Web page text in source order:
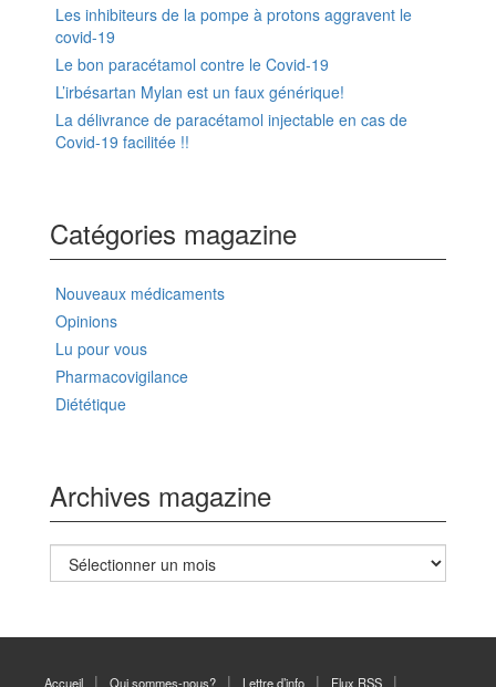
Les inhibiteurs de la pompe à protons aggravent le
covid-19
Le bon paracétamol contre le Covid-19
L’irbésartan Mylan est un faux générique!
La délivrance de paracétamol injectable en cas de
Covid-19 facilitée !!
Catégories magazine
Nouveaux médicaments
Opinions
Lu pour vous
Pharmacovigilance
Diététique
Archives magazine
Archives
magazine
Accueil Qui sommes-nous? Lettre d’info Flux RSS